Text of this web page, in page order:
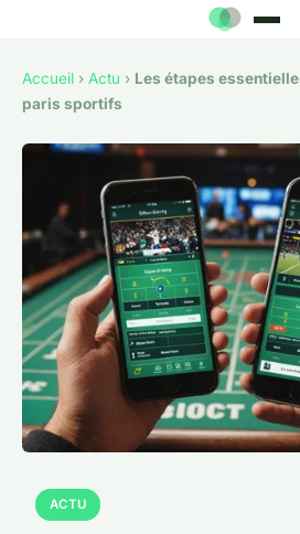
Accueil › Actu › Les étapes
paris sportifs
ACTU